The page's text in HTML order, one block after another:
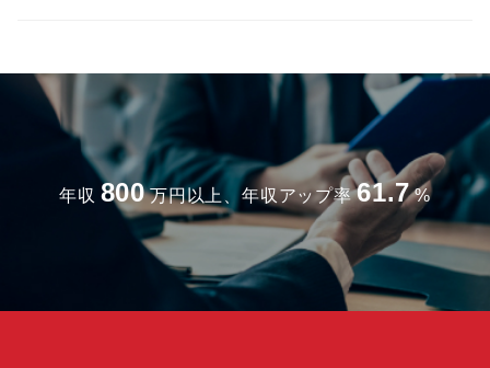
年収 800 万円以上、年収アップ率 61.7 %